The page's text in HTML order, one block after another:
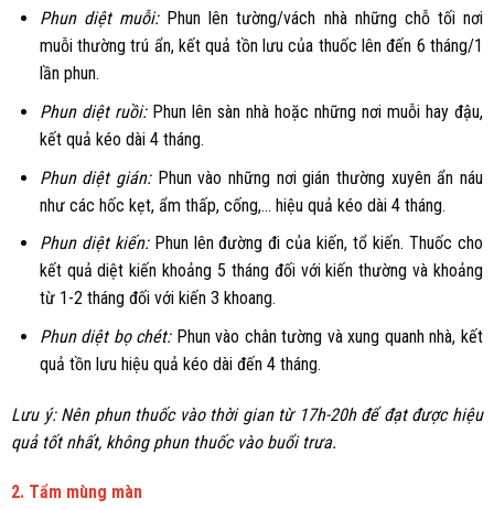
Phun diệt muỗi:Phun lên tường/vách nhà những chỗ tối nơi
muỗi thường trú ẩn, kết quả tồn lưu của thuốc lên đến 6 tháng/1
lần phun.
Phun diệt ruồi:Phun lên sàn nhà hoặc những nơi muỗi hay đậu,
kết quả kéo dài 4 tháng.
Phun diệt gián:Phun vào những nơi gián thường xuyên ẩn náu
như các hốc kẹt, ẩm thấp, cống,... hiệu quả kéo dài 4 tháng.
Phun diệt kiến:Phun lên đường đi của kiến, tổ kiến. Thuốc cho
kết quả diệt kiến khoảng 5 tháng đối với kiến thường và khoảng
từ 1-2 tháng đối với kiến 3 khoang.
Phun diệt bọ chét:Phun vào chân tường và xung quanh nhà, kết
quả tồn lưu hiệu quả kéo dài đến 4 tháng.
Lưu ý: Nên phun thuốc vào thời gian từ 17h-20h để đạt được hiệu
quả tốt nhất, không phun thuốc vào buổi trưa.
2. Tẩm mùng màn